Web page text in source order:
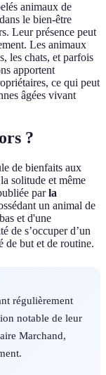
animaux de
le bien-être
Leur présence peut
Les animaux
les chats, et parfois
apportent
ce qui peut
âgées vivant
?
de bienfaits aux
solitude et même
parla
un animal de
et d'une
de s’occuper d’un
de but et de routine.
régulièrement
notable de leur
Marchand,